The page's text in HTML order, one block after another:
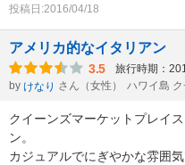
投稿日:2016/04/18
アメリカ的なイタリアン
3.5 旅行時期：
by けなり さん（女性） ハワイ島
クイーンズマーケットプレイ
ン。
カジュアルでにぎやかな雰囲気